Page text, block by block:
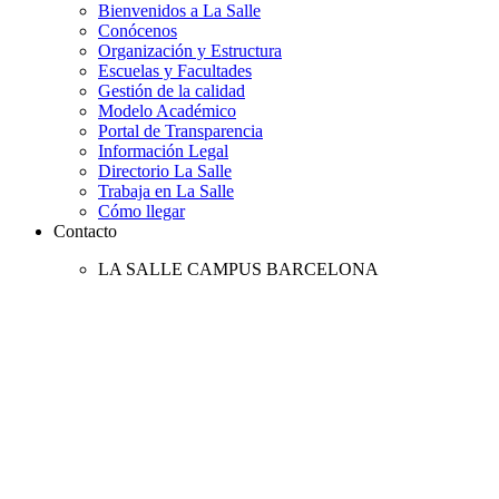
Bienvenidos a La Salle
Conócenos
Organización y Estructura
Escuelas y Facultades
Gestión de la calidad
Modelo Académico
Portal de Transparencia
Información Legal
Directorio La Salle
Trabaja en La Salle
Cómo llegar
Contacto
LA SALLE CAMPUS BARCELONA